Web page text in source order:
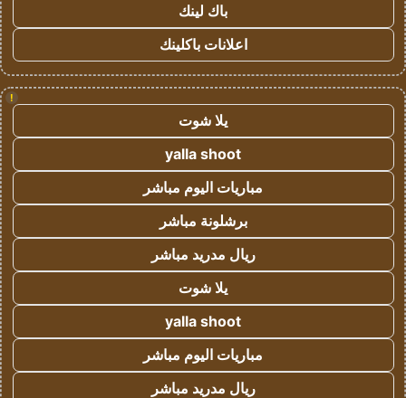
باك لينك
اعلانات باكلينك
!
يلا شوت
yalla shoot
مباريات اليوم مباشر
برشلونة مباشر
ريال مدريد مباشر
يلا شوت
yalla shoot
مباريات اليوم مباشر
ريال مدريد مباشر